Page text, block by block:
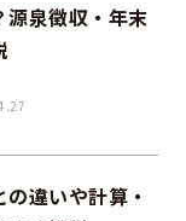
源泉徴収・年末
違いや計算・